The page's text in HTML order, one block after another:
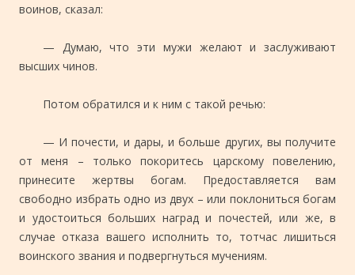
воинов, сказал:
— Думаю, что эти мужи желают и заслуживают
высших чинов.
Потом обратился и к ним с такой речью:
— И почести, и дары, и больше других, вы получите
от меня – только покоритесь царскому повелению,
принесите жертвы богам. Предоставляется вам
свободно избрать одно из двух – или поклониться богам
и удостоиться больших наград и почестей, или же, в
случае отказа вашего исполнить то, тотчас лишиться
воинского звания и подвергнуться мучениям.